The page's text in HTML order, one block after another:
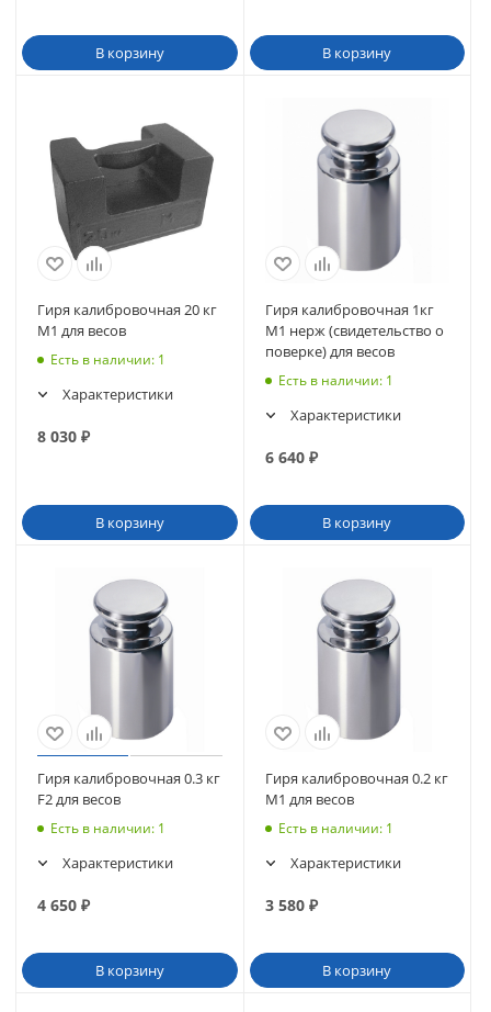
В корзину В корзину
Гиря калибровочная 20 кг
M1 для весов
Есть в наличии: 1
Характеристики
8 030 ₽
В корзину
Гиря калибровочная 1кг
М1 нерж (свидетельство о
поверке) для весов
Есть в наличии: 1
Характеристики
6 640₽
В корзину
Гиря калибровочная 0.3 кг
F2 для весов
Есть в наличии: 1
Характеристики
4 650 ₽
В корзину
Гиря калибровочная 0.2 кг
М1 для весов
Есть в наличии: 1
Характеристики
3 580₽
В корзину